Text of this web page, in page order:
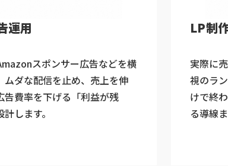
運用
スポンサー広告などを横
ムダな配信を止め、売上を伸
告費率を下げる「利益が残
します。
LP制
実際に
視のラ
けで終
る導線